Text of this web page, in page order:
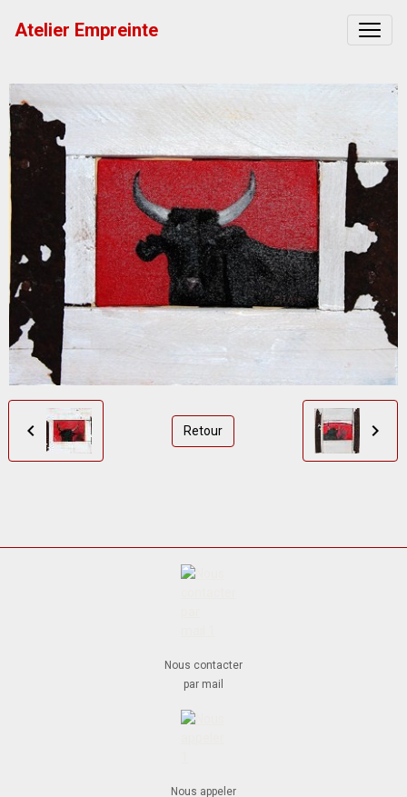
Atelier Empreinte
Retour
Nous contacter
par mail
Nous appeler